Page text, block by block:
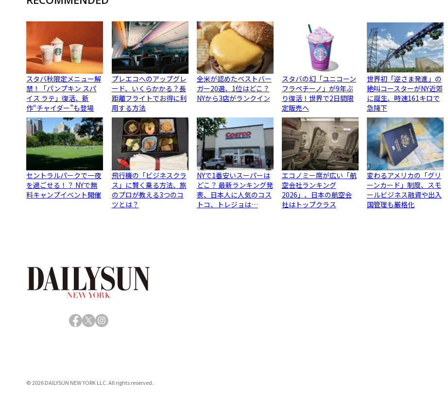
スタバ秋限定メニュー解
禁！「パンプキン スパ
イス ラテ」復活、新
作“チャイダー”も登場
プレエコへのアップグレ
ード、いくらかかる？長
距離フライトでお得に利
用する方法
全米が認めたベストバー
ガー20選、1位はどこ？
NYから3店がランクイン
スタバの幻「ユニコーン
フラペチーノ」が9年ぶ
り復活！世界で2日間限
定販売へ
世界初「逆さま発進」の
絶叫コースターがNY近郊
に誕生、時速161キロで
急降下
セントラルパークで一夜
を過ごせる！？ NYで無
料キャンプイベント開催
飛行機の「ビジネスクラ
ス」に賢く乗る方法、旅
のプロが教える3つのコ
ツとは？
NYで1番安いスーパーは
どこ？ 最新ランキング発
表、日本人に人気のコス
トコ、トレジョは…
エコノミー席が広い「航
空会社ランキング
2026」、日本の航空会
社はトップクラス
変わるアメリカの「グリ
ーンカード」制度、スモ
ールビジネス融資や出入
国管理も厳格化
Facebook
X Instagram
© 2026 DAILYSUN NEW YORK LLC. All rights reserved.